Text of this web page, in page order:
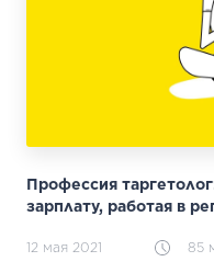
Профессия
зарплату, работая в
12 мая 2021 85